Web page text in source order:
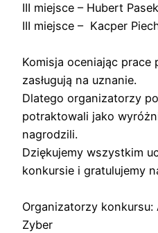
III miejsce –
III miejsce – Kacper
Komisja oceniając prace
zasługują na uznanie.
Dlatego organizatorzy
potraktowali jako
nagrodzili.
Dziękujemy wszystkim
konkursie i gratulujemy
Organizatorzy konkursu:
Zyber